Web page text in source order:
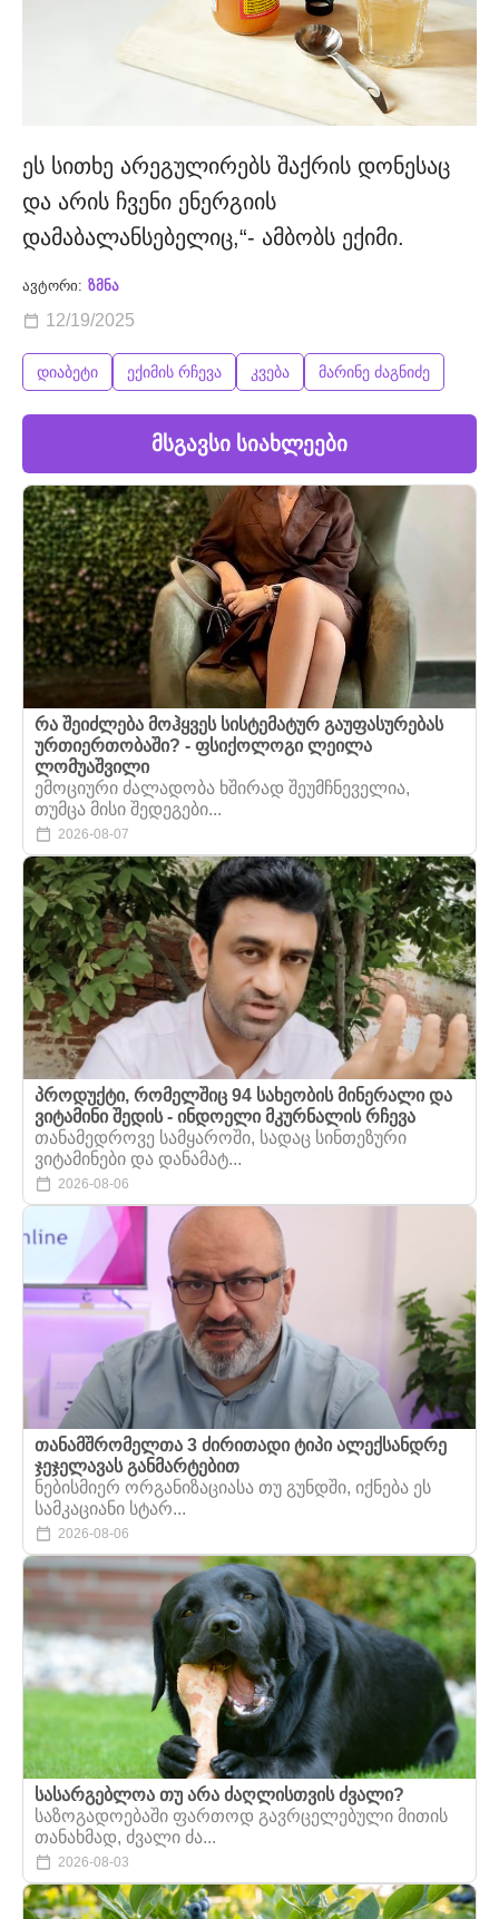
ეს სითხე არეგულირებს შაქრის დონესაც
და არის ჩვენი ენერგიის
დამაბალანსებელიც,“- ამბობს ექიმი.
ავტორი: ზმნა
12/19/2025
დიაბეტი ექიმის რჩევა კვება მარინე ძაგნიძე
მსგავსი სიახლეები
რა შეიძლება მოჰყვეს სისტემატურ გაუფასურებას
ურთიერთობაში? - ფსიქოლოგი ლეილა
ლომუაშვილი
ემოციური ძალადობა ხშირად შეუმჩნეველია,
თუმცა მისი შედეგები...
2026-08-07
პროდუქტი, რომელშიც 94 სახეობის მინერალი და
ვიტამინი შედის - ინდოელი მკურნალის რჩევა
თანამედროვე სამყაროში, სადაც სინთეზური
ვიტამინები და დანამატ...
2026-08-06
თანამშრომელთა 3 ძირითადი ტიპი ალექსანდრე
ჯეჯელავას განმარტებით
ნებისმიერ ორგანიზაციასა თუ გუნდში, იქნება ეს
სამკაციანი სტარ...
2026-08-06
სასარგებლოა თუ არა ძაღლისთვის ძვალი?
საზოგადოებაში ფართოდ გავრცელებული მითის
თანახმად, ძვალი ძა...
2026-08-03